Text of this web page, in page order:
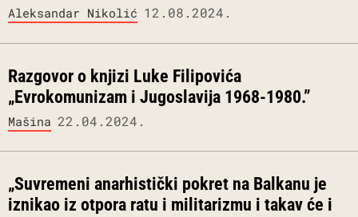
Aleksandar Nikolić 12.08.2024.
Razgovor o knjizi Luke Filipovića
„Evrokomunizam i Jugoslavija 1968-1980.”
Mašina 22.04.2024.
„Suvremeni anarhistički pokret na Balkanu je
iznikao iz otpora ratu i militarizmu i takav će i